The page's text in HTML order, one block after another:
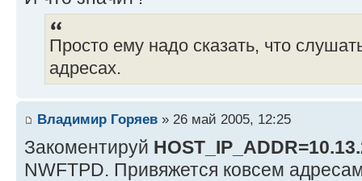
Просто ему надо сказать, что
адресах.
Владимир Горяев » 26 май 2005, 12:25
Закоментируй
NWFTPD. Привяжется ковсем